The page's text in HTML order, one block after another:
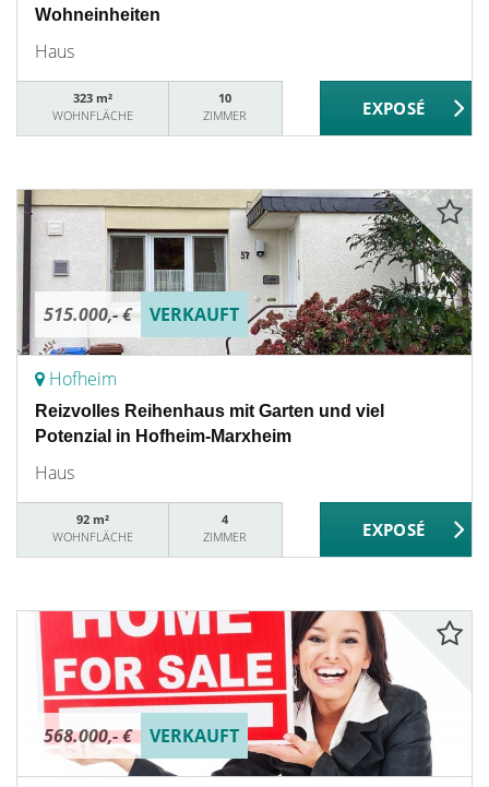
Wohneinheiten
Haus
323 m²
WOHNFLÄCHE
10
ZIMMER
515.000,- € VERKAUFT
Hofheim
Reizvolles Reihenhaus mit Garten und viel
Potenzial in Hofheim-Marxheim
Haus
92 m²
WOHNFLÄCHE
4
ZIMMER
568.000,- € VERKAUFT